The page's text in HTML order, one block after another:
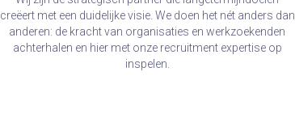
creëert met een duidelijke visie. We doen het nét anders dan
anderen: de kracht van organisaties en werkzoekenden
achterhalen en hier met onze recruitment expertise op
inspelen.